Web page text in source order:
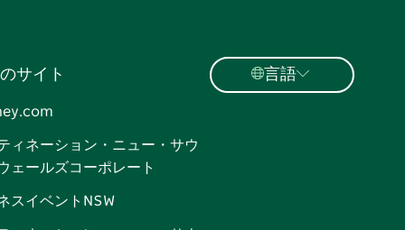
サイト
ィネーション・ニュー・サウ
ェールズコーポレート
スイベントNSW
言語